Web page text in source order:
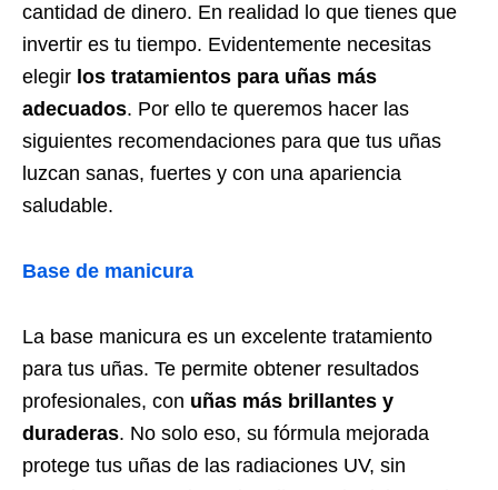
cantidad de dinero. En realidad lo que tienes que
invertir es tu tiempo. Evidentemente necesitas
elegir los tratamientos para uñas más
adecuados. Por ello te queremos hacer las
siguientes recomendaciones para que tus uñas
luzcan sanas, fuertes y con una apariencia
saludable.
Base de manicura
La base manicura es un excelente tratamiento
para tus uñas. Te permite obtener resultados
profesionales, con uñas más brillantes y
duraderas. No solo eso, su fórmula mejorada
protege tus uñas de las radiaciones UV, sin